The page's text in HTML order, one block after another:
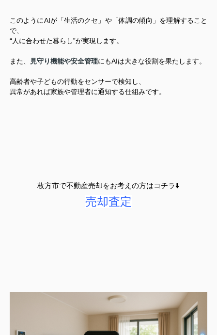
このようにAIが「生活のクセ」や「体調の傾向」を理解すること
で、
“人に合わせた暮らし”が実現します。
また、 見守り機能や安全管理にもAIは大きな役割を果たします。
高齢者や子どもの行動をセンサーで検知し、
異常があれば家族や管理者に通知する仕組みです。
枚方市で不動産売却をお考えの方はコチラ⬇️
売却査定